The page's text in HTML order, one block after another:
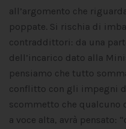
all’argomento che
poppate. Si rischia di
contraddittori: da una
dell’incarico dato alla
pensiamo che tutto
conflitto con gli impegni
scommetto che qualcuno
a voce alta, avrà pensato: